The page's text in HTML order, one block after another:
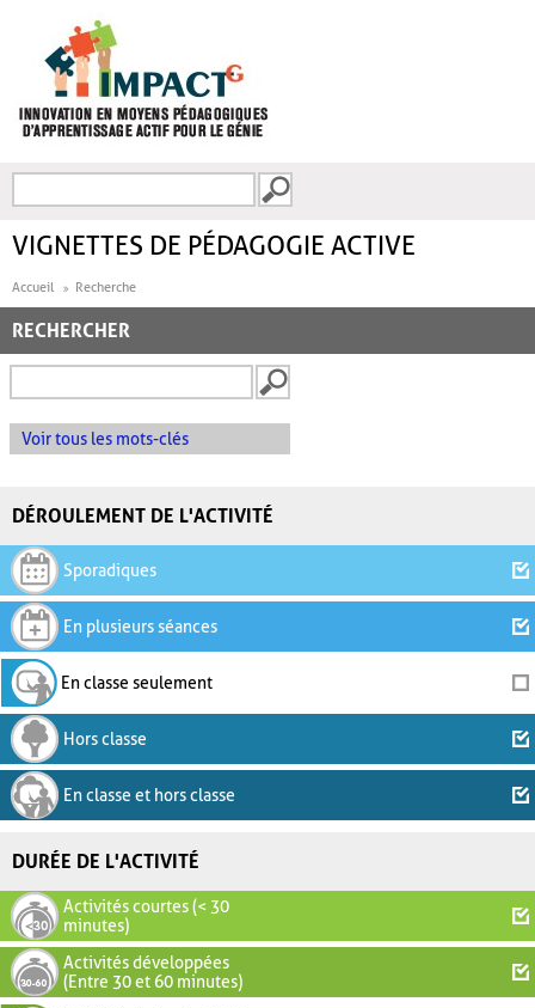
FORMULAIRE DE
VIGNETTES DE PÉDAGOGIE ACTIVE
Accueil Recherche
RECHERCHER
Voir tous les mots-clés
DÉROULEMENT DE L'ACTIVITÉ
Sporadiques
En plusieurs séances
En classe seulement
Hors classe
En classe et hors classe
DURÉE DE L'ACTIVITÉ
Activités courtes (< 30
minutes)
Activités développées
(Entre 30 et 60 minutes)